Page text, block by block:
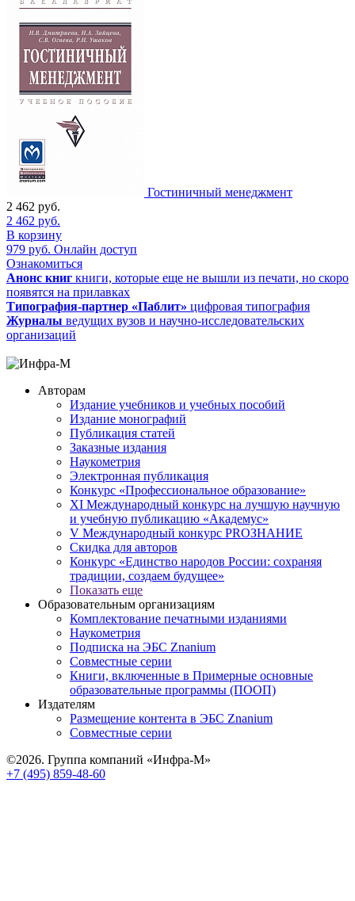
Гостиничный менеджмент
2 462 руб.
2 462 руб.
В корзину
979 руб. Онлайн доступ
Ознакомиться
Анонс книг книги, которые еще не вышли из печати, но скоро
появятся на прилавках
Типография-партнер «Паблит» цифровая типография
Журналы ведущих вузов и научно-исследовательских
организаций
Авторам
Издание учебников и учебных пособий
Издание монографий
Публикация статей
Заказные издания
Наукометрия
Электронная публикация
Конкурс «Профессиональное образование»
XI Международный конкурс на лучшую научную
и учебную публикацию «Академус»
V Международный конкурс PROЗНАНИЕ
Скидка для авторов
Конкурс «Единство народов России: сохраняя
традиции, создаем будущее»
Показать еще
Образовательным организациям
Комплектование печатными изданиями
Наукометрия
Подписка на ЭБС Znanium
Совместные серии
Книги, включенные в Примерные основные
образовательные программы (ПООП)
Издателям
Размещение контента в ЭБС Znanium
Совместные серии
©2026. Группа компаний «Инфра-М»
+7 (495) 859-48-60